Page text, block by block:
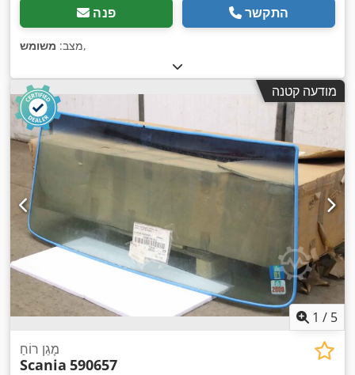
פנה התקשר
מצב: משומש ,
מודעה קטנה
1 / 5
מָגֵן רוֹחַ
Scania 590657